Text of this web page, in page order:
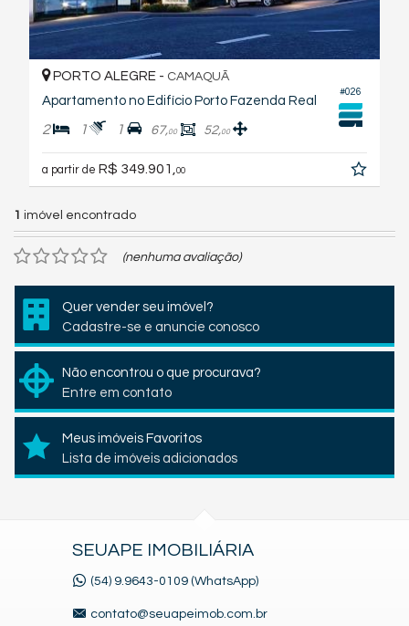
#026
PORTO ALEGRE - CAMAQUÃ
Apartamento no Edifício Porto Fazenda Real
2 1 1 67,00 52,00
a partir de R$ 349.901, 00
1 imóvel encontrado
(nenhuma avaliação)
Quer vender seu imóvel?
Cadastre-se e anuncie conosco
Não encontrou o que procurava?
Entre em contato
Meus imóveis Favoritos
Lista de imóveis adicionados
SEUAPE IMOBILIÁRIA
(54) 9.9643-0109 (WhatsApp)
contato@seuapeimob.com.br